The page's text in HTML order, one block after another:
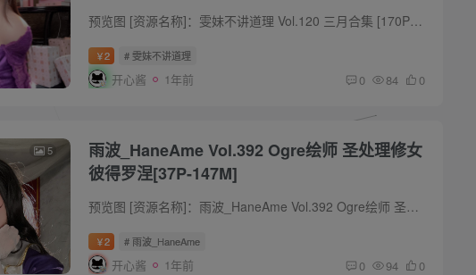
预览图 [资源名称]：雯妹不讲道理 Vol.120 三月合集 [170P15V-777MB] [水印说明]：预览图有压缩,套图内均为原版无水印高清大图 [版权申明]：本站内容均来自网络,仅作分享,如有问题请联系删除 [...
￥2 # 雯妹不讲道理
开心酱 1年前 0 84 0
5
雨波_HaneAme Vol.392 Ogre绘师 圣处理修女
彼得罗涅[37P-147M]
预览图 [资源名称]：雨波_HaneAme Vol.392 Ogre绘师 圣处理修女 彼得罗涅[37P-147M] [水印说明]：预览图有压缩,套图内均为原版无水印高清大图 [版权申明]：本站内容均来自网络,仅作分享,如有问...
￥2 # 雨波_HaneAme
开心酱 1年前 0 94 0